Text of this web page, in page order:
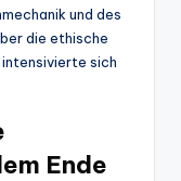
und des
die ethische
sich
Ende